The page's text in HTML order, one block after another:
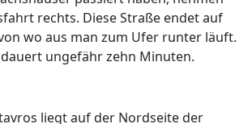
rechts. Diese Straße endet auf
wo aus man zum Ufer runter läuft.
ungefähr zehn Minuten.
liegt auf der Nordseite der